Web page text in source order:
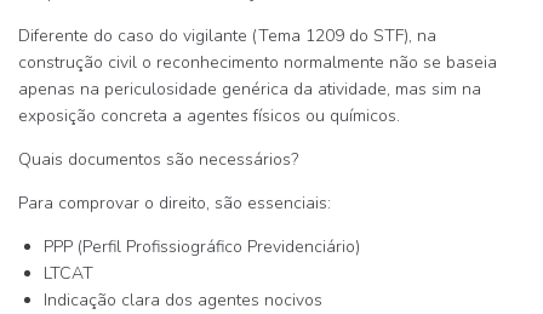
Diferente do caso do vigilante (Tema 1209 do STF), na
construção civil o reconhecimento normalmente não se baseia
apenas na periculosidade genérica da atividade, mas sim na
exposição concreta a agentes físicos ou químicos.
Quais documentos são necessários?
Para comprovar o direito, são essenciais:
PPP (Perfil Profissiográfico Previdenciário)
LTCAT
Indicação clara dos agentes nocivos